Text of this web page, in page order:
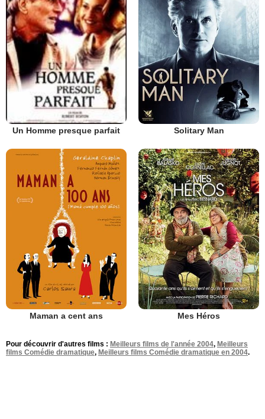
Un Homme presque parfait Solitary Man
Maman a cent ans Mes Héros
Pour découvrir d'autres films : Meilleurs films de l'année 2004, Meilleurs
films Comédie dramatique, Meilleurs films Comédie dramatique en 2004.